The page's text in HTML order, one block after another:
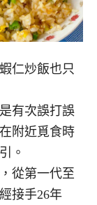
仁炒飯也只
有次誤打誤
附近覓食時
。
從第一代至
接手26年